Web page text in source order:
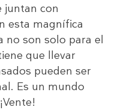
juntan con
esta magnífica
no son solo para el
que llevar
pueden ser
Es un mundo